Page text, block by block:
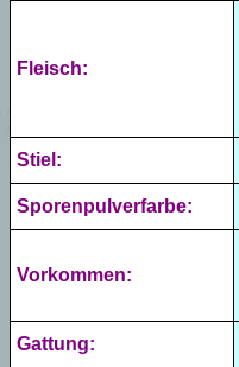
Fleisch:
Stiel:
Sporenpulverfarbe:
Vorkommen:
Gattung: